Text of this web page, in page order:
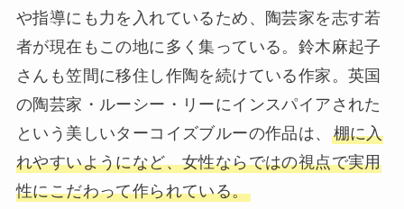
や指導にも力を入れているため、陶芸家を志す若
者が現在もこの地に多く集っている。鈴木麻起子
さんも笠間に移住し作陶を続けている作家。英国
の陶芸家・ルーシー・リーにインスパイアされた
という美しいターコイズブルーの作品は、 棚に入
れやすいようになど、女性ならではの視点で実用
性にこだわって作られている。